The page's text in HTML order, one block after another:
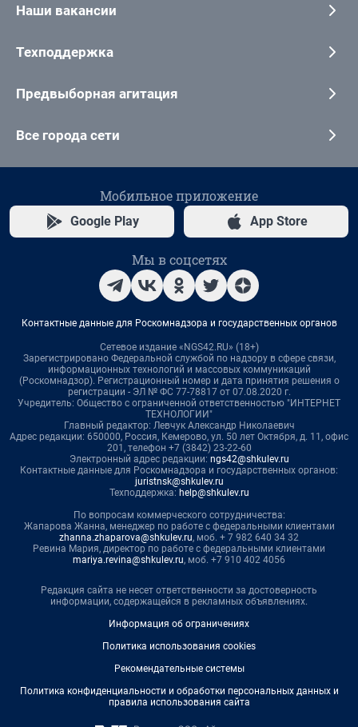
Наши вакансии
Техподдержка
Предвыборная агитация
Все города сети
Мобильное приложение
Google Play App Store
Мы в соцсетях
Контактные данные для Роскомнадзора и государственных органов
Сетевое издание «NGS42.RU» (18+)
Зарегистрировано Федеральной службой по надзору в сфере связи,
информационных технологий и массовых коммуникаций
(Роскомнадзор). Регистрационный номер и дата принятия решения о
регистрации - ЭЛ № ФС 77-78817 от 07.08.2020 г.
Учредитель: Общество с ограниченной ответственностью "ИНТЕРНЕТ
ТЕХНОЛОГИИ"
Главный редактор: Левчук Александр Николаевич
Адрес редакции: 650000, Россия, Кемерово, ул. 50 лет Октября, д. 11, офис
201, телефон +7 (3842) 23-22-60
Электронный адрес редакции: ngs42@shkulev.ru
Контактные данные для Роскомнадзора и государственных органов:
juristnsk@shkulev.ru
Техподдержка: help@shkulev.ru
По вопросам коммерческого сотрудничества:
Жапарова Жанна, менеджер по работе с федеральными клиентами
zhanna.zhaparova@shkulev.ru, моб. + 7 982 640 34 32
Ревина Мария, директор по работе с федеральными клиентами
mariya.revina@shkulev.ru, моб. +7 910 402 4056
Редакция сайта не несет ответственности за достоверность
информации, содержащейся в рекламных объявлениях.
Информация об ограничениях
Политика использования cookies
Рекомендательные системы
Политика конфиденциальности и обработки персональных данных и
правила использования сайта